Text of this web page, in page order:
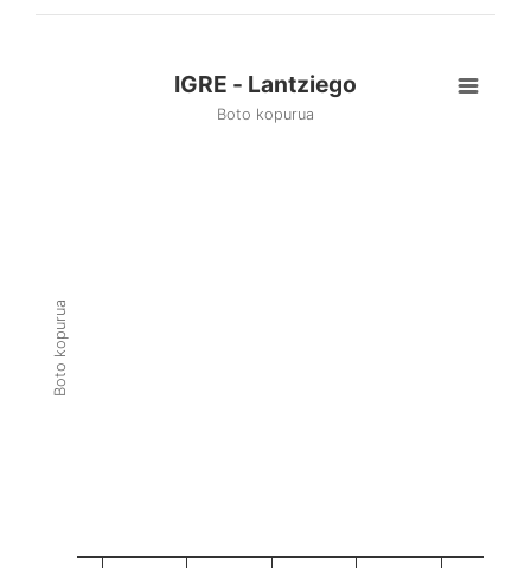
Boto kopurua
IGRE - Lantziego
Boto kopurua